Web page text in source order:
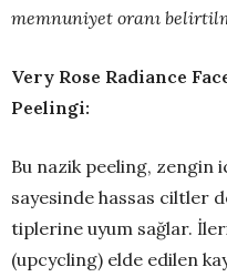
memnuniyet oranı
Very Rose Radiance
Peelingi:
Bu nazik peeling, zengin
sayesinde hassas ciltler
tiplerine uyum sağlar.
(upcycling) elde edilen